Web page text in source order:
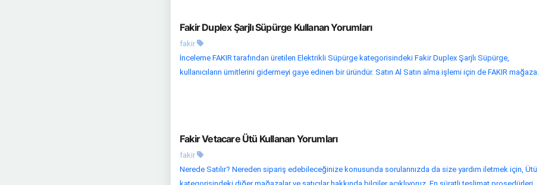
Fakir Duplex Şarjlı Süpürge Kullanan Yorumları
fakir
İnceleme FAKIR tarafından üretilen Elektrikli Süpürge kategorisindeki Fakir Duplex Şarjlı Süpürge,
kullanıcıların ümitlerini gidermeyi gaye edinen bir üründür. Satın Al Satın alma işlemi için de FAKIR mağaza...
Fakir Vetacare Ütü Kullanan Yorumları
fakir
Nerede Satılır? Nereden sipariş edebileceğinize konusunda sorularınızda da size yardım iletmek için, Ütü